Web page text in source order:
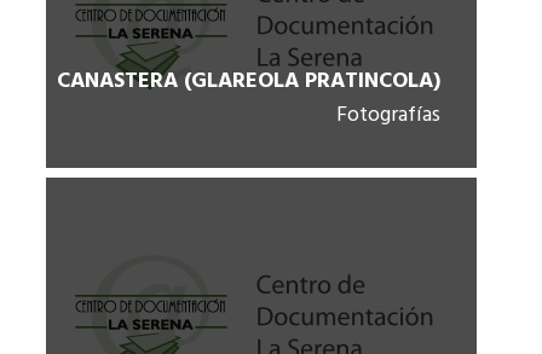
CANASTERA (GLAREOLA PRATINCOLA)
Fotografías